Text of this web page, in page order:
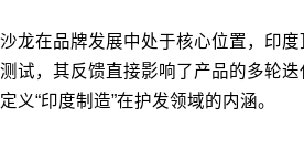
沙龙在品牌发展中处于核心位置，印
测试，其反馈直接影响了产品的多轮
定义“印度制造”在护发领域的内涵。